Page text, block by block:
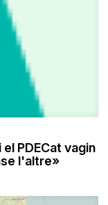
PDECat vagin
l'altre»